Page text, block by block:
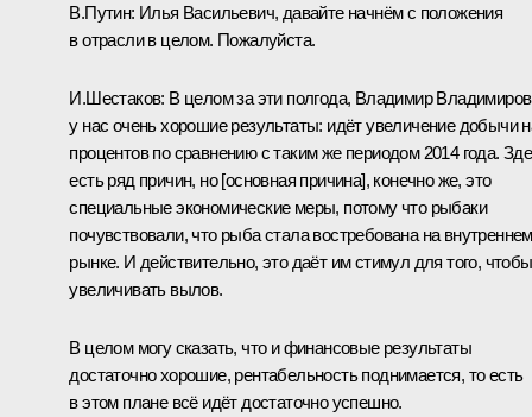
В.Путин: Илья Васильевич, давайте начнём с положения
в отрасли в целом. Пожалуйста.
И.Шестаков: В целом за эти полгода, Владимир
у нас очень хорошие результаты: идёт увеличение добычи
процентов по сравнению с таким же периодом 2014 года.
есть ряд причин, но [основная причина], конечно же, это
специальные экономические меры, потому что рыбаки
почувствовали, что рыба стала востребована на внутреннем
рынке. И действительно, это даёт им стимул для того, чтобы
увеличивать вылов.
В целом могу сказать, что и финансовые результаты
достаточно хорошие, рентабельность поднимается, то есть
в этом плане всё идёт достаточно успешно.